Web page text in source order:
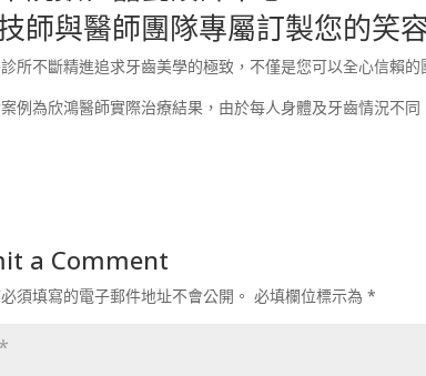
師與醫師團隊專屬訂製您的笑
所不斷精進追求牙齒美學的極致，不僅是您可以全心信賴
例為欣鴻醫師實際治療結果，由於每人身體及牙齒情況不
a Comment
須填寫的電子郵件地址不會公開。 必填欄位標示為*